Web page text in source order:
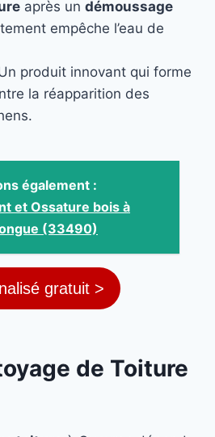
après un démoussage
empêche l’eau de
produit innovant qui forme
la réapparition des
également :
et Ossature bois à
(33490)
gratuit >
de Toiture